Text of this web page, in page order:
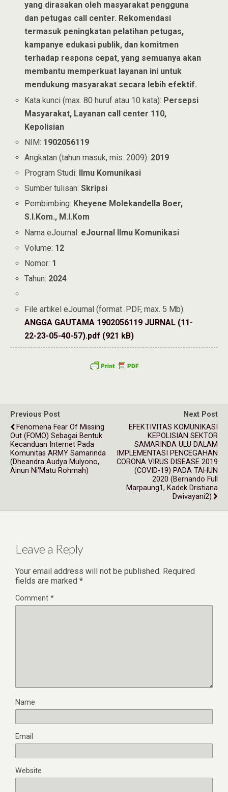
yang dirasakan oleh masyarakat pengguna
dan petugas call center. Rekomendasi
termasuk peningkatan pelatihan petugas,
kampanye edukasi publik, dan komitmen
terhadap respons cepat, yang semuanya akan
membantu memperkuat layanan ini untuk
mendukung masyarakat secara lebih efektif.
Kata kunci (max. 80 huruf atau 10 kata): Persepsi
Masyarakat, Layanan call center 110,
Kepolisian
NIM: 1902056119
Angkatan (tahun masuk, mis. 2009): 2019
Program Studi: Ilmu Komunikasi
Sumber tulisan:Skripsi
Pembimbing: Kheyene Molekandella Boer,
S.I.Kom., M.I.Kom
Nama eJournal: eJournal Ilmu Komunikasi
Volume: 12
Nomor: 1
Tahun: 2024
File artikel eJournal (format .PDF, max. 5 Mb):
ANGGA GAUTAMA 1902056119 JURNAL (11-
22-23-05-40-57).pdf (921 kB)
Previous Post
Fenomena Fear Of Missing
Out (FOMO) Sebagai Bentuk
Kecanduan Internet Pada
Komunitas ARMY Samarinda
(Dheandra Audya Mulyono,
Ainun Ni'Matu Rohmah)
Next Post
EFEKTIVITAS KOMUNIKASI
KEPOLISIAN SEKTOR
SAMARINDA ULU DALAM
IMPLEMENTASI PENCEGAHAN
CORONA VIRUS DISEASE 2019
(COVID-19) PADA TAHUN
2020 (Bernando Full
Marpaung1, Kadek Dristiana
Dwivayani2)
Leave a Reply
Your email address will not be published. Required
fields are marked *
Comment *
Name
Email
Website